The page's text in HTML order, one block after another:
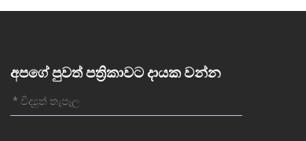
අපගේ පුවත් පත්‍රිකාවට දායක වන්න